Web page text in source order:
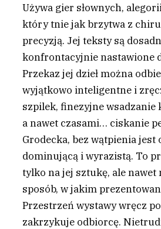
Używa gier słownych,
który tnie jak brzytwa z
precyzją. Jej teksty są
konfrontacyjnie nastawione
Przekaz jej dzieł można
wyjątkowo inteligentne i
szpilek, finezyjne wsadzanie
a nawet czasami… ciskanie
Grodecka, bez wątpienia jest
dominującą i wyrazistą. To
tylko na jej sztukę, ale nawet
sposób, w jakim
Przestrzeń wystawy wręcz
zakrzykuje odbiorcę.